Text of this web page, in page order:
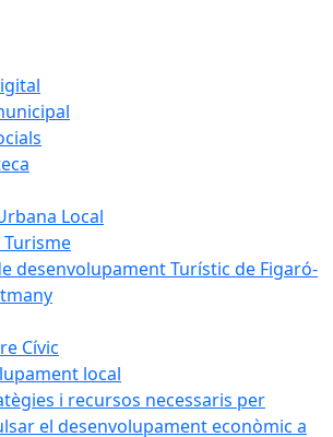
Local
Turisme
desenvolupament Turístic de Figaró-
Cívic
local
i recursos necessaris per
el desenvolupament econòmic a